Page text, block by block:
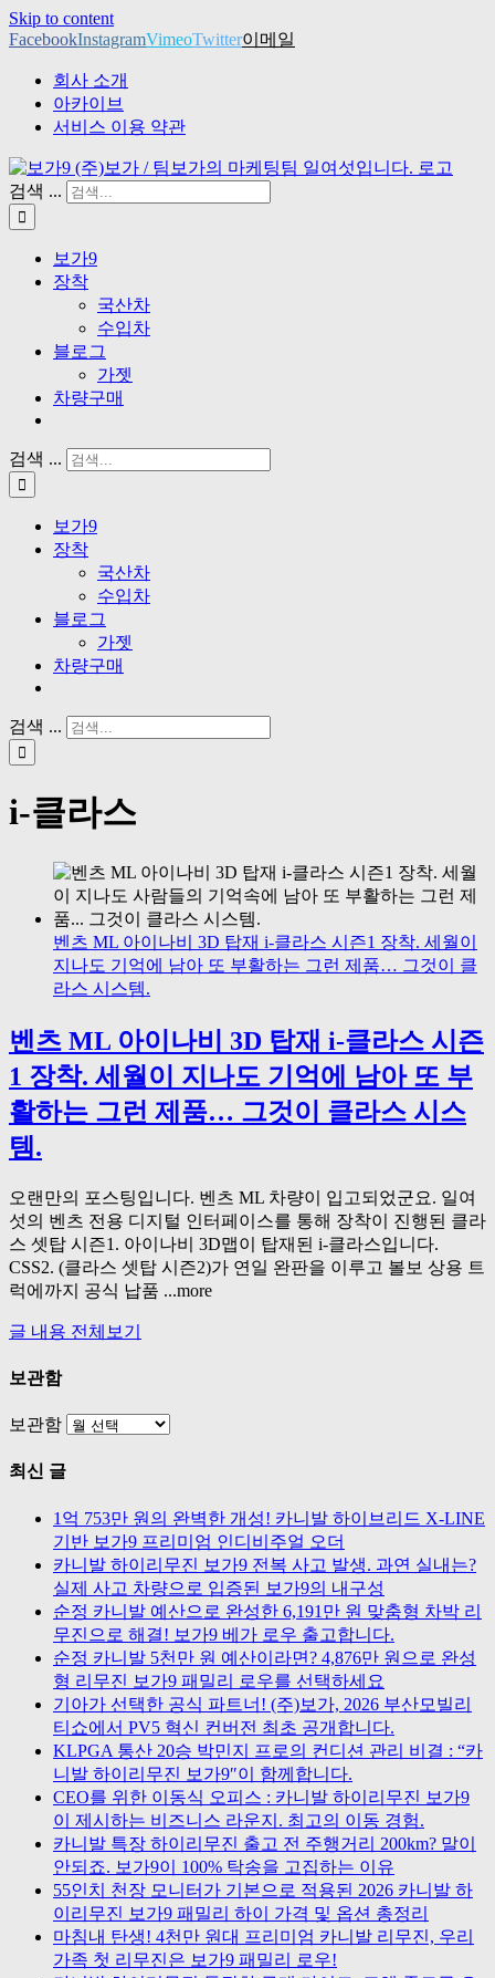
Skip to content
FacebookInstagramVimeoTwitter이메일
회사 소개
아카이브
서비스 이용 약관
검색 ...
보가9
장착
국산차
수입차
블로그
가젯
차량구매
검색 ...
보가9
장착
국산차
수입차
블로그
가젯
차량구매
검색 ...
i-클라스
벤츠 ML 아이나비 3D 탑재 i-클라스 시즌1 장착. 세월이
지나도 기억에 남아 또 부활하는 그런 제품… 그것이 클
라스 시스템.
벤츠 ML 아이나비 3D 탑재 i-클라스 시즌
1 장착. 세월이 지나도 기억에 남아 또 부
활하는 그런 제품… 그것이 클라스 시스
템.
오랜만의 포스팅입니다. 벤츠 ML 차량이 입고되었군요. 일여
섯의 벤츠 전용 디지털 인터페이스를 통해 장착이 진행된 클라
스 셋탑 시즌1. 아이나비 3D맵이 탑재된 i-클라스입니다.
CSS2. (클라스 셋탑 시즌2)가 연일 완판을 이루고 볼보 상용 트
럭에까지 공식 납품 ...more
글 내용 전체보기
보관함
보관함
최신 글
1억 753만 원의 완벽한 개성! 카니발 하이브리드 X-LINE
기반 보가9 프리미엄 인디비주얼 오더
카니발 하이리무진 보가9 전복 사고 발생. 과연 실내는?
실제 사고 차량으로 입증된 보가9의 내구성
순정 카니발 예산으로 완성한 6,191만 원 맞춤형 차박 리
무진으로 해결! 보가9 베가 로우 출고합니다.
순정 카니발 5천만 원 예산이라면? 4,876만 원으로 완성
형 리무진 보가9 패밀리 로우를 선택하세요
기아가 선택한 공식 파트너! (주)보가, 2026 부산모빌리
티쇼에서 PV5 혁신 컨버전 최초 공개합니다.
KLPGA 통산 20승 박민지 프로의 컨디션 관리 비결 : “카
니발 하이리무진 보가9″이 함께합니다.
CEO를 위한 이동식 오피스 : 카니발 하이리무진 보가9
이 제시하는 비즈니스 라운지. 최고의 이동 경험.
카니발 특장 하이리무진 출고 전 주행거리 200km? 말이
안되죠. 보가9이 100% 탁송을 고집하는 이유
55인치 천장 모니터가 기본으로 적용된 2026 카니발 하
이리무진 보가9 패밀리 하이 가격 및 옵션 총정리
마침내 탄생! 4천만 원대 프리미엄 카니발 리무진, 우리
가족 첫 리무진은 보가9 패밀리 로우!